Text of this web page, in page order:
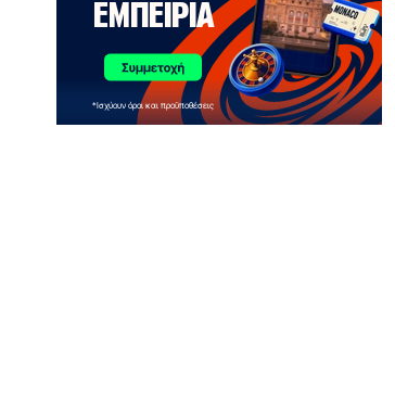
μετέφερε το ουκρανικό αεροσκάφος
ΑΠΟΨΕΙΣ
Η Στιβαρότητα της Δεξιάς